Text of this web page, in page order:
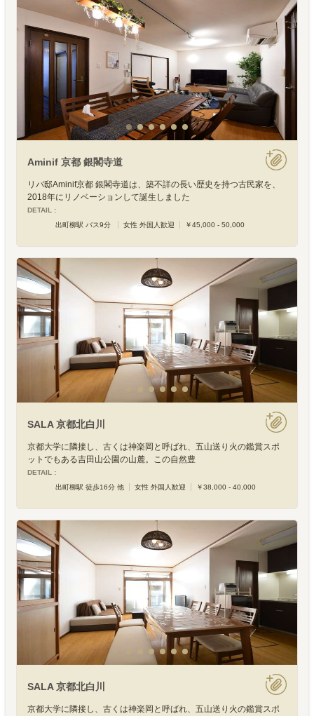
Aminif 京都 銀閣寺道
リバ邸Aminif京都 銀閣寺道は、築不詳の長い歴史を持つ古民家を、
2018年にリノベーションして誕生しました
DETAIL :
出町柳駅 バス9分
女性 外国人歓迎 ￥45,000 - 50,000
SALA 京都北白川
京都大学に隣接し、古くは神楽岡と呼ばれ、五山送り火の鑑賞スポ
ットでもある吉田山公園の山麓。この自然豊
DETAIL :
出町柳駅 徒歩16分 他
女性 外国人歓迎 ￥38,000 - 40,000
SALA 京都北白川
京都大学に隣接し、古くは神楽岡と呼ばれ、五山送り火の鑑賞スポ